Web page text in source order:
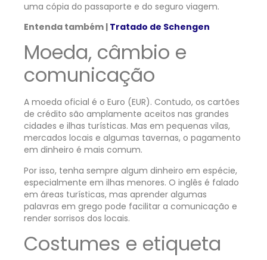
uma cópia do passaporte e do seguro viagem.
Entenda também | Tratado de Schengen
Moeda, câmbio e
comunicação
A moeda oficial é o Euro (EUR). Contudo, os cartões
de crédito são amplamente aceitos nas grandes
cidades e ilhas turísticas. Mas em pequenas vilas,
mercados locais e algumas tavernas, o pagamento
em dinheiro é mais comum.
Por isso, tenha sempre algum dinheiro em espécie,
especialmente em ilhas menores. O inglês é falado
em áreas turísticas, mas aprender algumas
palavras em grego pode facilitar a comunicação e
render sorrisos dos locais.
Costumes e etiqueta